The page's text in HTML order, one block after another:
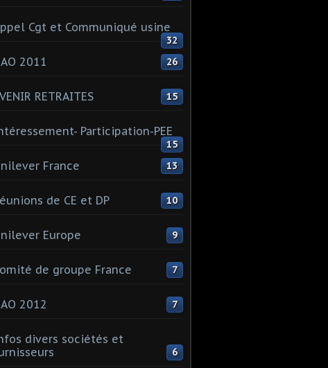
Cgt et Communiqué usine
32
2011 26
RETRAITES 15
Participation-PEE
15
France 13
de CE et DP 10
Europe 9
de groupe France 7
2012 7
divers sociétés et
6